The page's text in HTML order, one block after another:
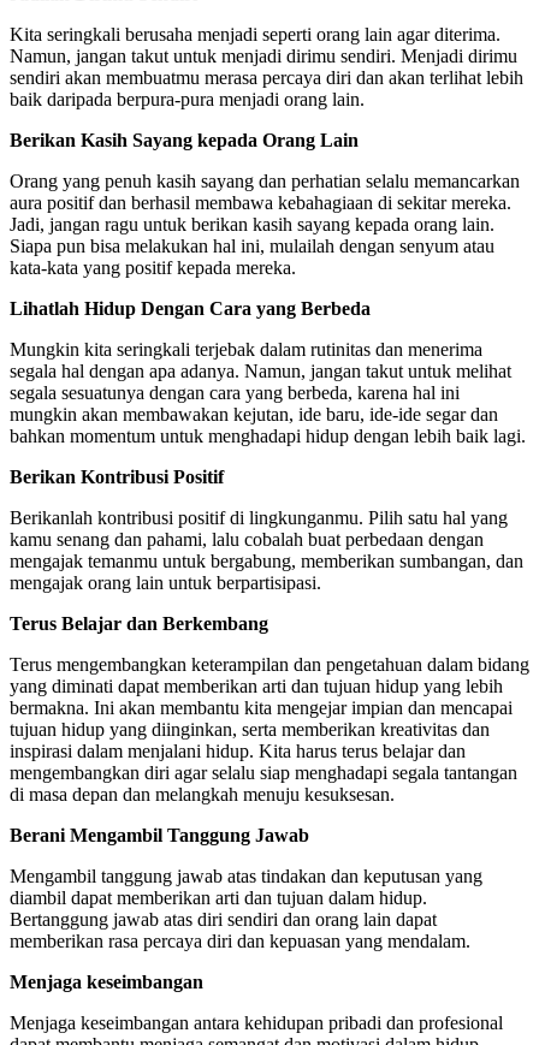
Kita seringkali berusaha menjadi seperti orang lain agar diterima.
Namun, jangan takut untuk menjadi dirimu sendiri. Menjadi dirimu
sendiri akan membuatmu merasa percaya diri dan akan terlihat lebih
baik daripada berpura-pura menjadi orang lain.
Berikan Kasih Sayang kepada Orang Lain
Orang yang penuh kasih sayang dan perhatian selalu memancarkan
aura positif dan berhasil membawa kebahagiaan di sekitar mereka.
Jadi, jangan ragu untuk berikan kasih sayang kepada orang lain.
Siapa pun bisa melakukan hal ini, mulailah dengan senyum atau
kata-kata yang positif kepada mereka.
Lihatlah Hidup Dengan Cara yang Berbeda
Mungkin kita seringkali terjebak dalam rutinitas dan menerima
segala hal dengan apa adanya. Namun, jangan takut untuk melihat
segala sesuatunya dengan cara yang berbeda, karena hal ini
mungkin akan membawakan kejutan, ide baru, ide-ide segar dan
bahkan momentum untuk menghadapi hidup dengan lebih baik lagi.
Berikan Kontribusi Positif
Berikanlah kontribusi positif di lingkunganmu. Pilih satu hal yang
kamu senang dan pahami, lalu cobalah buat perbedaan dengan
mengajak temanmu untuk bergabung, memberikan sumbangan, dan
mengajak orang lain untuk berpartisipasi.
Terus Belajar dan Berkembang
Terus mengembangkan keterampilan dan pengetahuan dalam bidang
yang diminati dapat memberikan arti dan tujuan hidup yang lebih
bermakna. Ini akan membantu kita mengejar impian dan mencapai
tujuan hidup yang diinginkan, serta memberikan kreativitas dan
inspirasi dalam menjalani hidup. Kita harus terus belajar dan
mengembangkan diri agar selalu siap menghadapi segala tantangan
di masa depan dan melangkah menuju kesuksesan.
Berani Mengambil Tanggung Jawab
Mengambil tanggung jawab atas tindakan dan keputusan yang
diambil dapat memberikan arti dan tujuan dalam hidup.
Bertanggung jawab atas diri sendiri dan orang lain dapat
memberikan rasa percaya diri dan kepuasan yang mendalam.
Menjaga keseimbangan
Menjaga keseimbangan antara kehidupan pribadi dan profesional